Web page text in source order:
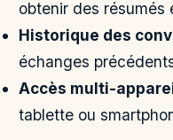
obtenir des résumés
Historique des
échanges
Accès multi-
tablette ou